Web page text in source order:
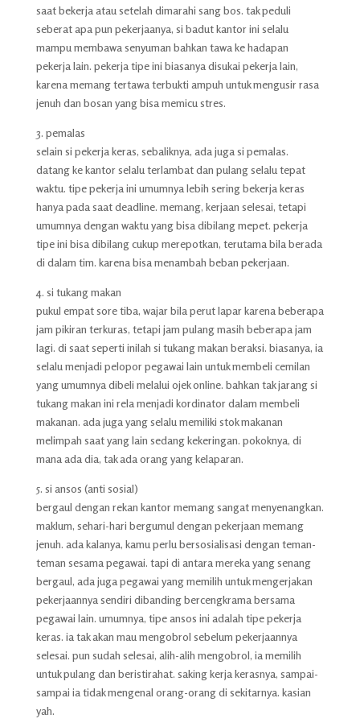
saat bekerja atau setelah dimarahi sang bos. tak peduli
seberat apa pun pekerjaanya, si badut kantor ini selalu
mampu membawa senyuman bahkan tawa ke hadapan
pekerja lain. pekerja tipe ini biasanya disukai pekerja lain,
karena memang tertawa terbukti ampuh untuk mengusir rasa
jenuh dan bosan yang bisa memicu stres.
3. pemalas
selain si pekerja keras, sebaliknya, ada juga si pemalas.
datang ke kantor selalu terlambat dan pulang selalu tepat
waktu. tipe pekerja ini umumnya lebih sering bekerja keras
hanya pada saat deadline. memang, kerjaan selesai, tetapi
umumnya dengan waktu yang bisa dibilang mepet. pekerja
tipe ini bisa dibilang cukup merepotkan, terutama bila berada
di dalam tim. karena bisa menambah beban pekerjaan.
4. si tukang makan
pukul empat sore tiba, wajar bila perut lapar karena beberapa
jam pikiran terkuras, tetapi jam pulang masih beberapa jam
lagi. di saat seperti inilah si tukang makan beraksi. biasanya, ia
selalu menjadi pelopor pegawai lain untuk membeli cemilan
yang umumnya dibeli melalui ojek online. bahkan tak jarang si
tukang makan ini rela menjadi kordinator dalam membeli
makanan. ada juga yang selalu memiliki stok makanan
melimpah saat yang lain sedang kekeringan. pokoknya, di
mana ada dia, tak ada orang yang kelaparan.
5. si ansos (anti sosial)
bergaul dengan rekan kantor memang sangat menyenangkan.
maklum, sehari-hari bergumul dengan pekerjaan memang
jenuh. ada kalanya, kamu perlu bersosialisasi dengan teman-
teman sesama pegawai. tapi di antara mereka yang senang
bergaul, ada juga pegawai yang memilih untuk mengerjakan
pekerjaannya sendiri dibanding bercengkrama bersama
pegawai lain. umumnya, tipe ansos ini adalah tipe pekerja
keras. ia tak akan mau mengobrol sebelum pekerjaannya
selesai. pun sudah selesai, alih-alih mengobrol, ia memilih
untuk pulang dan beristirahat. saking kerja kerasnya, sampai-
sampai ia tidak mengenal orang-orang di sekitarnya. kasian
yah.